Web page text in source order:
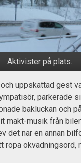
Aktivister på plats.
uppskattad gest
parkerade
bakluckan och
makt-musik från
det när en annan
ropa okvädningsord,